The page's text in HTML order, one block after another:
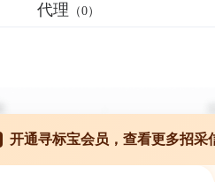
代理 （0）
开通寻标宝会员，查看更多招采